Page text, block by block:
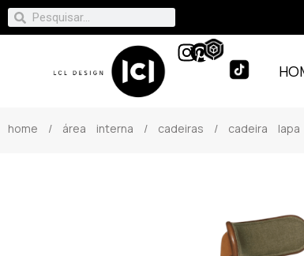
home / área interna / cadeiras / cadeira